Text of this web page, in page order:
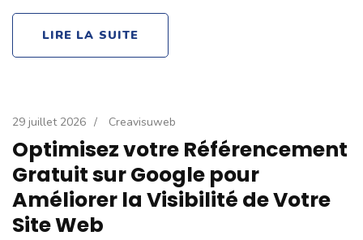
LIRE LA SUITE
29 juillet 2026 / Creavisuweb
Optimisez votre Référencement
Gratuit sur Google pour
Améliorer la Visibilité de Votre
Site Web